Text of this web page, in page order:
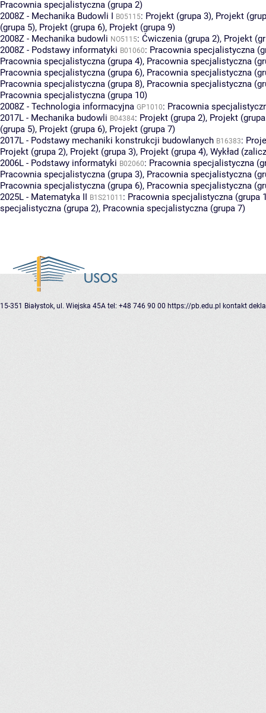
Pracownia specjalistyczna (grupa 2)
2008Z - Mechanika Budowli I B05115: Projekt (grupa 3), Projekt
(grupa 5), Projekt (grupa 6), Projekt (grupa 9)
2008Z - Mechanika budowli NO5115: Ćwiczenia (grupa 2), Projekt
2008Z - Podstawy informatyki B01060: Pracownia specjalistyczna
Pracownia specjalistyczna (grupa 4), Pracownia specjalistyczna
Pracownia specjalistyczna (grupa 6), Pracownia specjalistyczna
Pracownia specjalistyczna (grupa 8), Pracownia specjalistyczna
Pracownia specjalistyczna (grupa 10)
2008Z - Technologia informacyjna GP1010: Pracownia
2017L - Mechanika budowli B04384: Projekt (grupa 2), Projekt
(grupa 5), Projekt (grupa 6), Projekt (grupa 7)
2017L - Podstawy mechaniki konstrukcji budowlanych B16383:
Projekt (grupa 2), Projekt (grupa 3), Projekt (grupa 4), Wykład
2006L - Podstawy informatyki B02060: Pracownia specjalistyczna
Pracownia specjalistyczna (grupa 3), Pracownia specjalistyczna
Pracownia specjalistyczna (grupa 6), Pracownia specjalistyczna
2025L - Matematyka II B1S21011 : Pracownia specjalistyczna (grupa
specjalistyczna (grupa 2), Pracownia specjalistyczna (grupa 7)
15-351 Białystok, ul. Wiejska 45A tel: +48 746 90 00 https://pb.edu.pl kontakt